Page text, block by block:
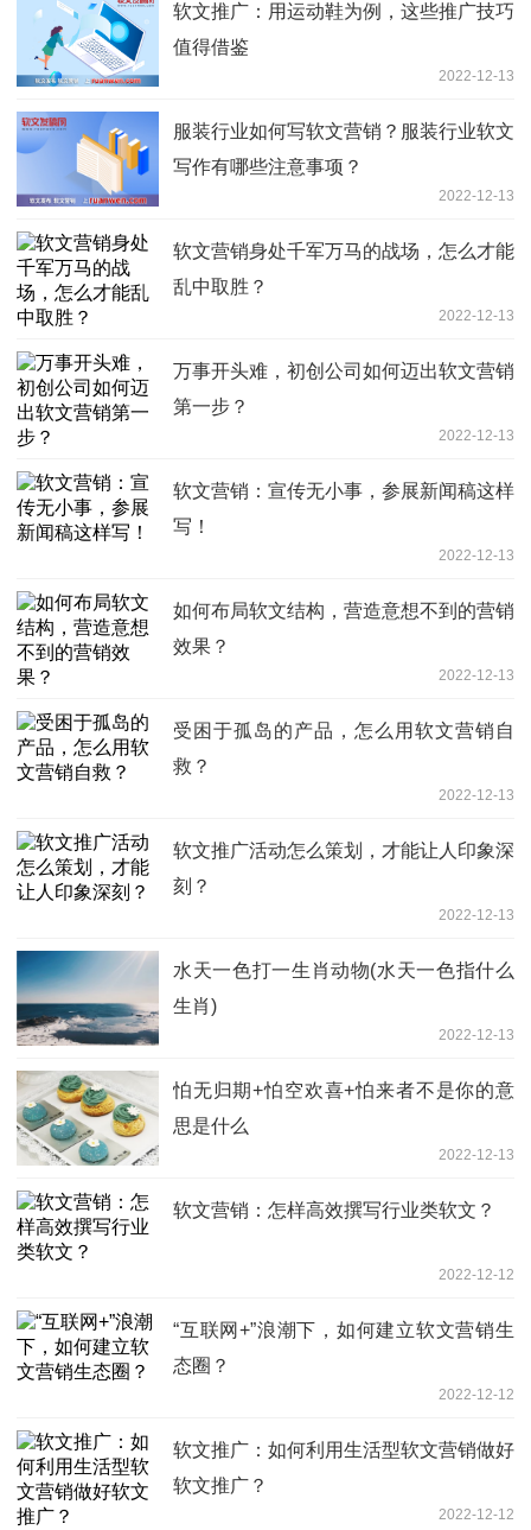
软文推广：用运动鞋为例，这些推广技巧
值得借鉴
2022-12-13
服装行业如何写软文营销？服装行业软文
写作有哪些注意事项？
2022-12-13
软文营销身处千军万马的战场，怎么才能
乱中取胜？
2022-12-13
万事开头难，初创公司如何迈出软文营销
第一步？
2022-12-13
软文营销：宣传无小事，参展新闻稿这样
写！
2022-12-13
如何布局软文结构，营造意想不到的营销
效果？
2022-12-13
受困于孤岛的产品，怎么用软文营销自
救？
2022-12-13
软文推广活动怎么策划，才能让人印象深
刻？
2022-12-13
水天一色打一生肖动物(水天一色指什么
生肖)
2022-12-13
怕无归期+怕空欢喜+怕来者不是你的意
思是什么
2022-12-13
软文营销：怎样高效撰写行业类软文？
2022-12-12
“互联网+”浪潮下，如何建立软文营销生
态圈？
2022-12-12
软文推广：如何利用生活型软文营销做好
软文推广？
2022-12-12